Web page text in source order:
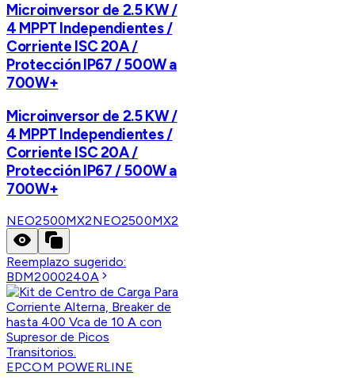
Microinversor de 2.5 KW /
4 MPPT Independientes /
Corriente ISC 20A /
Protección IP67 / 500W a
700W+
Microinversor de 2.5 KW /
4 MPPT Independientes /
Corriente ISC 20A /
Protección IP67 / 500W a
700W+
NEO2500MX2NEO2500MX2
Reemplazo sugerido:
BDM2000240A
EPCOM POWERLINE